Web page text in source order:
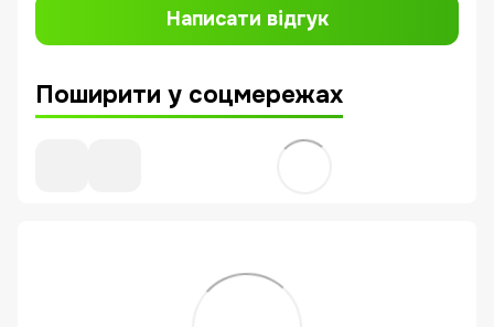
Написати відгук
Поширити у соцмережах